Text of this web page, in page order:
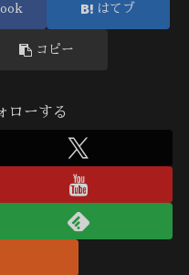
はてブ
コピー
ローする